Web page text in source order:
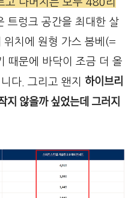
고 나머지는 모두 480리
트렁크 공간을 최대한 살
위치에 원형 가스 봄베(=
때문에 바닥이 조금 더 올
다. 그리고 왠지 하이브리
지 않을까 싶었는데 그러지